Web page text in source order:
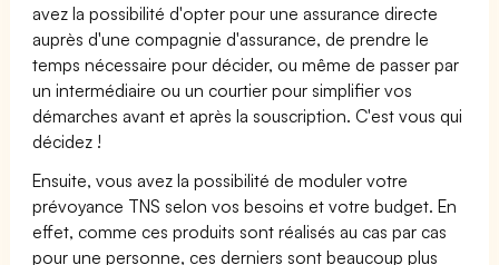
avez la possibilité d'opter pour une assurance directe
auprès d'une compagnie d'assurance, de prendre le
temps nécessaire pour décider, ou même de passer par
un intermédiaire ou un courtier pour simplifier vos
démarches avant et après la souscription. C'est vous qui
décidez !
Ensuite, vous avez la possibilité de moduler votre
prévoyance TNS selon vos besoins et votre budget. En
effet, comme ces produits sont réalisés au cas par cas
pour une personne, ces derniers sont beaucoup plus